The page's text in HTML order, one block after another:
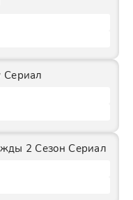
Сериал
2 Сезон Сериал